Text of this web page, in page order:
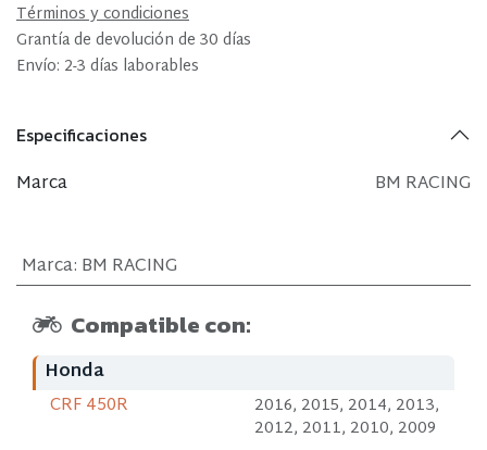
Términos y condiciones
Grantía de devolución de 30 días
Envío: 2-3 días laborables
Especificaciones
Marca BM RACING
Marca: BM RACING
Compatible con:
Honda
CRF 450R 2016, 2015, 2014, 2013,
2012, 2011, 2010, 2009